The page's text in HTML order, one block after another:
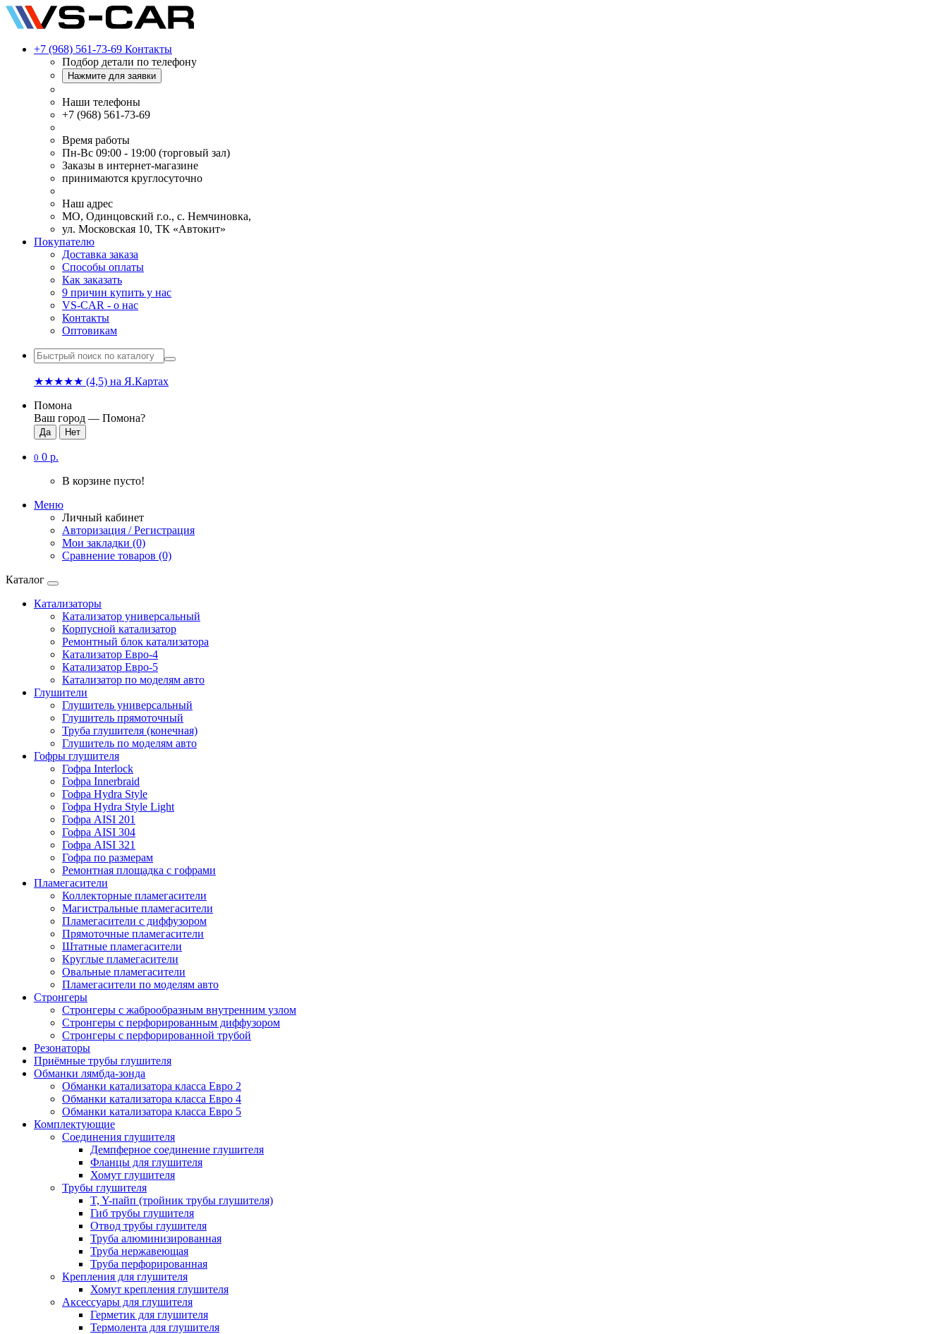
+7 (968) 561-73-69 Контакты
Подбор детали по телефону
Нажмите для заявки
Наши телефоны
+7 (968) 561-73-69
Время работы
Пн-Вс 09:00 - 19:00 (торговый зал)
Заказы в интернет-магазине
принимаются круглосуточно
Наш адрес
МО, Одинцовский г.о., с. Немчиновка,
ул. Московская 10, ТК «Автокит»
Покупателю
Доставка заказа
Способы оплаты
Как заказать
9 причин купить у нас
VS-CAR - о нас
Контакты
Оптовикам
★★★★★ (4,5) на Я.Картах
Помона
Ваш город — Помона?
0 0 р.
В корзине пусто!
Меню
Личный кабинет
Авторизация / Регистрация
Мои закладки (0)
Сравнение товаров (0)
Каталог
Катализаторы
Катализатор универсальный
Корпусной катализатор
Ремонтный блок катализатора
Катализатор Евро-4
Катализатор Евро-5
Катализатор по моделям авто
Глушители
Глушитель универсальный
Глушитель прямоточный
Труба глушителя (конечная)
Глушитель по моделям авто
Гофры глушителя
Гофра Interlock
Гофра Innerbraid
Гофра Hydra Style
Гофра Hydra Style Light
Гофра AISI 201
Гофра AISI 304
Гофра AISI 321
Гофра по размерам
Ремонтная площадка с гофрами
Пламегасители
Коллекторные пламегасители
Магистральные пламегасители
Пламегасители с диффузором
Прямоточные пламегасители
Штатные пламегасители
Круглые пламегасители
Овальные пламегасители
Пламегасители по моделям авто
Стронгеры
Стронгеры с жаброобразным внутренним узлом
Стронгеры с перфорированным диффузором
Стронгеры с перфорированной трубой
Резонаторы
Приёмные трубы глушителя
Обманки лямбда-зонда
Обманки катализатора класса Евро 2
Обманки катализатора класса Евро 4
Обманки катализатора класса Евро 5
Комплектующие
Соединения глушителя
Демпферное соединение глушителя
Фланцы для глушителя
Хомут глушителя
Трубы глушителя
T, Y-пайп (тройник трубы глушителя)
Гиб трубы глушителя
Отвод трубы глушителя
Труба алюминизированная
Труба нержавеющая
Труба перфорированная
Крепления для глушителя
Хомут крепления глушителя
Аксессуары для глушителя
Герметик для глушителя
Термолента для глушителя